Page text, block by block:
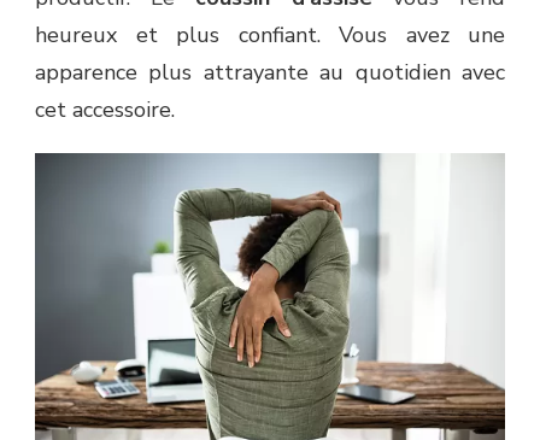
heureux et plus confiant. Vous avez une
apparence plus attrayante au quotidien avec
cet accessoire.